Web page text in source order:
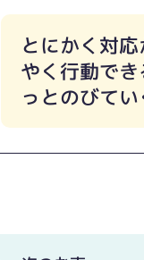
とにかく対
やく行動で
っとのびて